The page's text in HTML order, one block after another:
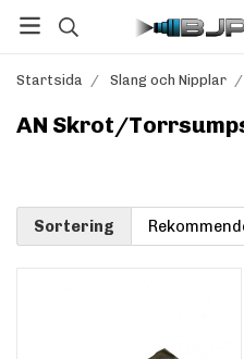
Startsida / Slang och Nipplar /
AN Skrot/
Sortering